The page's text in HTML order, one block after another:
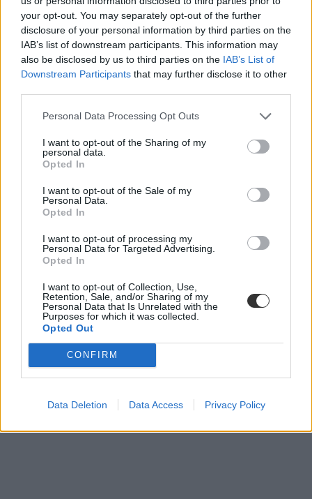
your opt-out. You may separately opt-out of the further
disclosure of your personal information by third parties on the
IAB’s list of downstream participants. This information may
also be disclosed by us to third parties on the IAB’s List of
Downstream Participants that may further disclose it to other
Personal Data Processing Opt Outs
I want to opt-out of the Sharing of my
personal data.
Opted In
I want to opt-out of the Sale of my
Personal Data.
Opted In
I want to opt-out of processing my
Personal Data for Targeted Advertising.
Opted In
I want to opt-out of Collection, Use,
Retention, Sale, and/or Sharing of my
Personal Data that Is Unrelated with the
Purposes for which it was collected.
Opted Out
CONFIRM
Data Deletion Data Access Privacy Policy
őszi érettségi
szóbeli érettségi
szóbeli vizsga
dátumok